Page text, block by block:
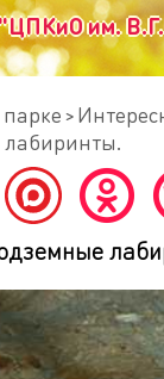
им.